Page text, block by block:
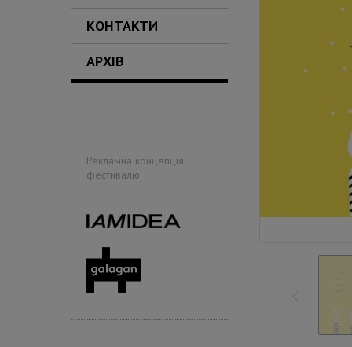
КОНТАКТИ
АРХІВ
Рекламна концепція
фестивалю